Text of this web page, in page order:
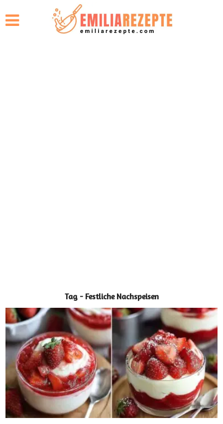
Tag - Festliche Nachspeisen